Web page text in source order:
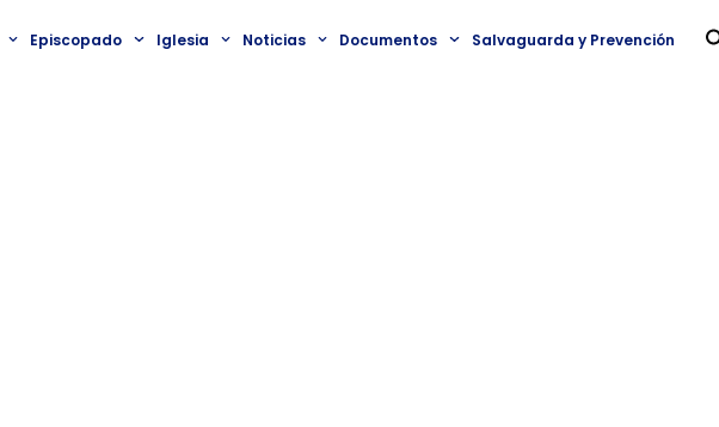
Episcopado Iglesia Noticias Documentos Salvaguarda y Prevención